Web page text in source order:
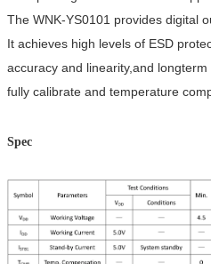
The WNK-YS0101 provides digital
It achieves high levels of ESD
accuracy and linearity,and
fully calibrate and temperature
Spec